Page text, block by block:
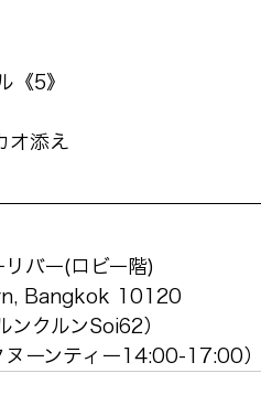
《5》
オ添え
バー(ロビー階)
Bangkok 10120
ンクルンSoi62）
ーンティー14:00-17:00）